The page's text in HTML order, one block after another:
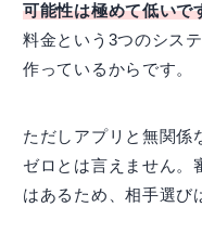
可能性は極めて低いで
料金という3つのシス
作っているからです。
ただしアプリと無関係
ゼロとは言えません。
はあるため、相手選び